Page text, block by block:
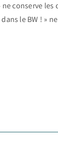
ne conserve
le BW ! »